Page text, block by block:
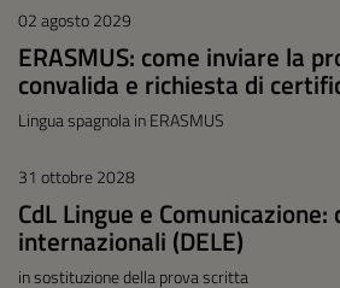
02 agosto 2029
ERASMUS: come inviare la
convalida e richiesta di
Lingua spagnola in ERASMUS
31 ottobre 2028
CdL Lingue e
internazionali (DELE)
in sostituzione della prova scritta